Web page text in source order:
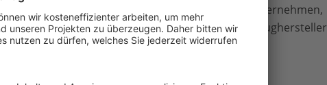
Investitionen durch nachhaltigkeitsrelevante Unternehmen,
für Zukunftsinvestitionen der Fahrzeughersteller